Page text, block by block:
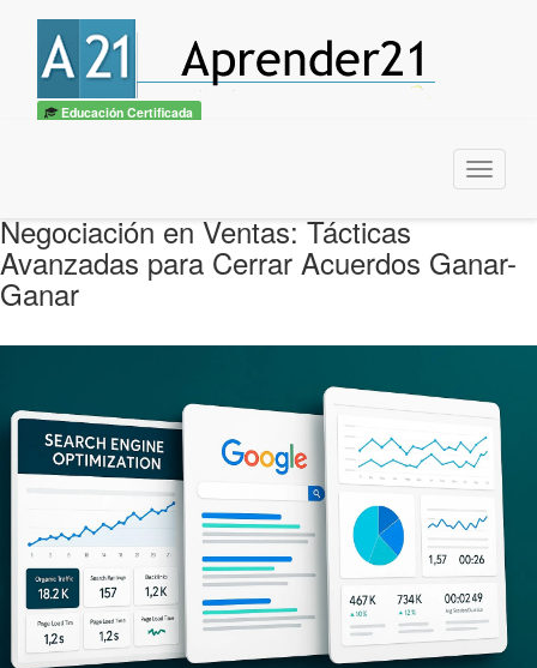
Educación Certificada
Menu
Negociación en Ventas: Tácticas
Avanzadas para Cerrar Acuerdos Ganar-
Ganar